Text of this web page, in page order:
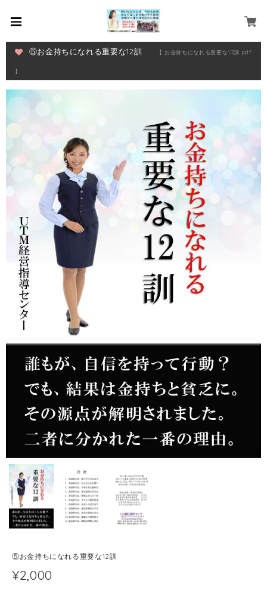
⑤お金持ちになれる重要な12訓 【 お金持ちになれる重要な12訓.pdf
】
⑤お金持ちになれる重要な12訓
¥2,000